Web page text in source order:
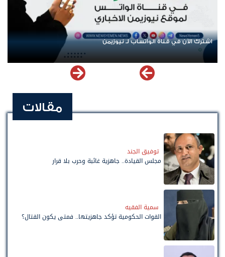
اشترك الآن في قناة الواتساب لـ نيوزيمن
مقالات
توفيق الجند
مجلس القيادة.. جاهزية غائبة وحرب بلا قرار
سمية الفقيه
القوات الحكومية تؤكد جاهزيتها.. فمتى يكون القتال؟